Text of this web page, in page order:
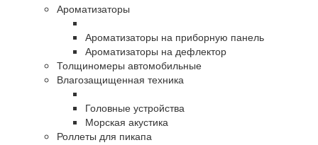
Ароматизаторы
Ароматизаторы на приборную панель
Ароматизаторы на дефлектор
Толщиномеры автомобильные
Влагозащищенная техника
Головные устройства
Морская акустика
Роллеты для пикапа